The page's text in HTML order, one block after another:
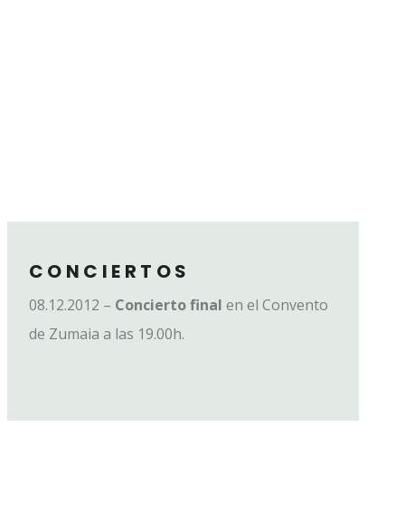
CONCIERTOS
08.12.2012 – Concierto final en el Convento
de Zumaia a las 19.00h.